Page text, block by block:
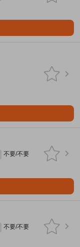
不要/不要
不要/不要